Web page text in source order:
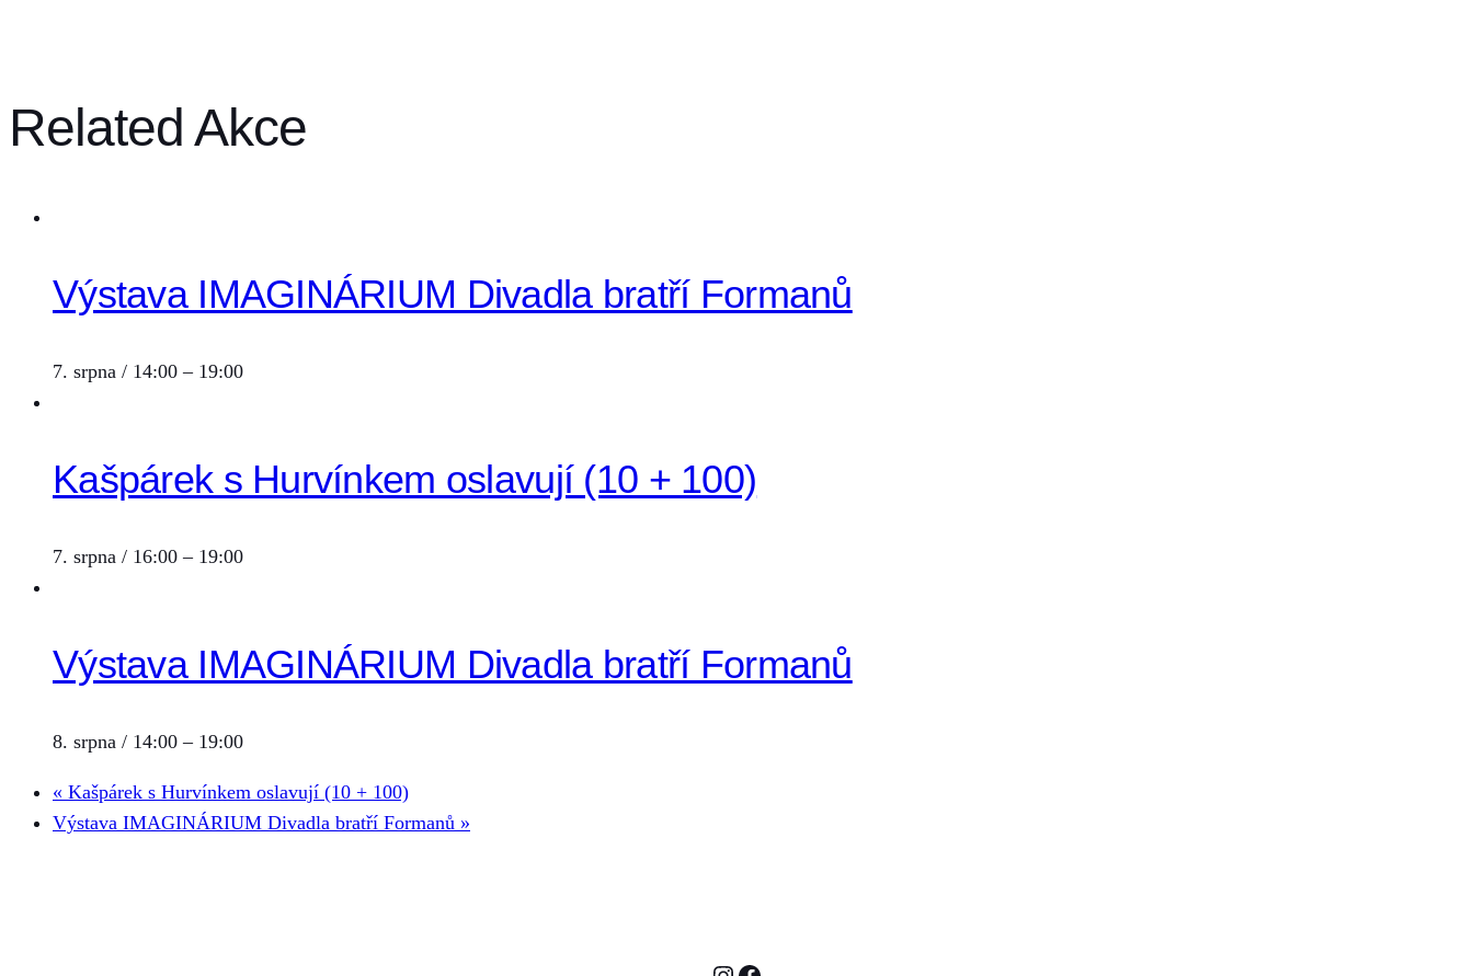
Related Akce
Výstava IMAGINÁRIUM Divadla bratří Formanů
7. srpna / 14:00 – 19:00
Kašpárek s Hurvínkem oslavují (10 + 100)
7. srpna / 16:00 – 19:00
Výstava IMAGINÁRIUM Divadla bratří Formanů
8. srpna / 14:00 – 19:00
« Kašpárek s Hurvínkem oslavují (10 + 100)
Výstava IMAGINÁRIUM Divadla bratří Formanů »